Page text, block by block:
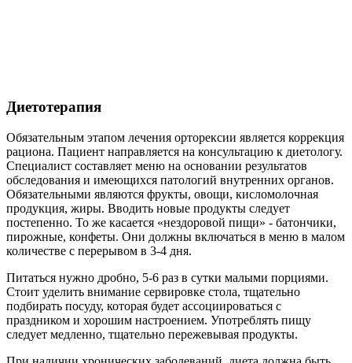
Диетотерапия
Обязательным этапом лечения орторексии является коррекция
рациона. Пациент направляется на консультацию к диетологу.
Специалист составляет меню на основании результатов
обследования и имеющихся патологий внутренних органов.
Обязательными являются фрукты, овощи, кисломолочная
продукция, жиры. Вводить новые продукты следует
постепенно. То же касается «нездоровой пищи» - батончики,
пирожные, конфеты. Они должны включаться в меню в малом
количестве с перерывом в 3-4 дня.
Питаться нужно дробно, 5-6 раз в сутки малыми порциями.
Стоит уделить внимание сервировке стола, тщательно
подбирать посуду, которая будет ассоциироваться с
праздником и хорошим настроением. Употреблять пищу
следует медленно, тщательно пережевывая продукты.